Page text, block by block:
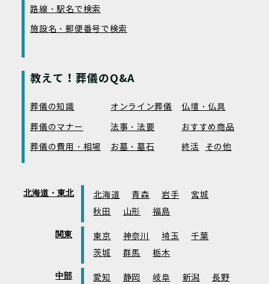
路線・駅名で検索
施設名・郵便番号で検索
教えて！葬儀のQ&A
葬儀の知識 オンライン葬儀
仏壇・仏具
葬儀のマナー
法事・法要
おすすめ商品
葬儀の費用・相場
お墓・墓石 終活 その他
北海道・東北 北海道 青森 岩手
宮城
秋田
山形 福島
関東 東京 神奈川 埼玉
千葉
茨城
群馬 栃木
中部 愛知 静岡 岐阜 新潟
長野